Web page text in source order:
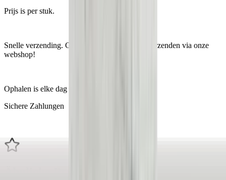
Prijs is per stuk.
Snelle verzending. Gemakkelijk bestellen en verzenden via onze
webshop!
Ophalen is elke dag mogelijk op afspraak.
Sichere Zahlungen